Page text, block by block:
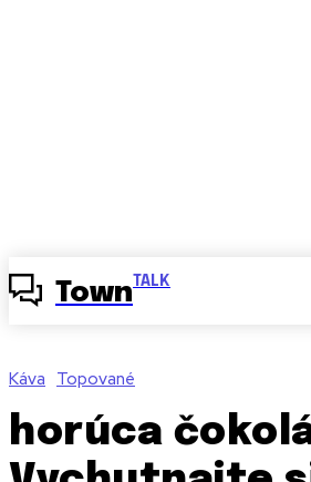
Town TALK
Káva Topované
horúca